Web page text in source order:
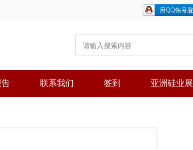
联系我们 签到 亚洲硅业展